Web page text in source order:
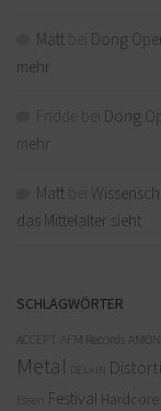
Matt
Dong
mehr
Dong
mehr
Matt
das Mittelalter sieht
SCHLAGWÖRTER
ACCEPT AFM Records
Metal
DELAIN
Essen Festival Hardcore